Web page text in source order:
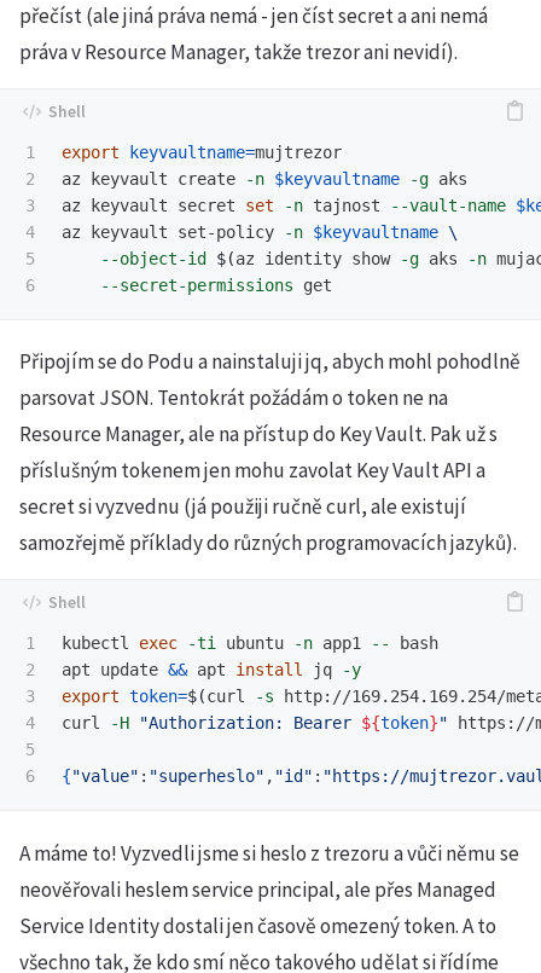
přečíst (ale jiná práva nemá - jen číst secret a ani nemá
práva v Resource Manager, takže trezor ani nevidí).
1
2
3
4
5
export keyvaultname=mujtrezor
az keyvault create
-n $keyvaultname -g aks
az keyvault secret set -n tajnost --vault-name
az keyvault set-policy
-n $keyvaultname \
--object-id $(az identity show -g aks -n
--secret-permissions
Připojím se do Podu a nainstaluji jq, abych mohl pohodlně
parsovat JSON. Tentokrát požádám o token ne na
Resource Manager, ale na přístup do Key Vault. Pak už s
příslušným tokenem jen mohu zavolat Key Vault API a
secret si vyzvednu (já použiji ručně curl, ale existují
samozřejmě příklady do různých programovacích jazyků).
1
2
3
4
5
kubectl exec -ti ubuntu -n app1 --
bash
apt update && apt install jq
-y
export token=$(curl -s http://169.254.169.254/
curl
-H "Authorization: Bearer ${token}" https://
{"value" : "superheslo" , "id" : "https://
A máme to! Vyzvedli jsme si heslo z trezoru a vůči němu se
neověřovali heslem service principal, ale přes Managed
Service Identity dostali jen časově omezený token. A to
všechno tak, že kdo smí něco takového udělat si řídíme